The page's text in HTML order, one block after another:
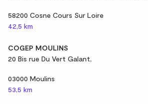
58200 Cosne Cours Sur Loire
42,5 km
COGEP MOULINS
20 Bis rue Du Vert Galant,
03000 Moulins
53,5 km